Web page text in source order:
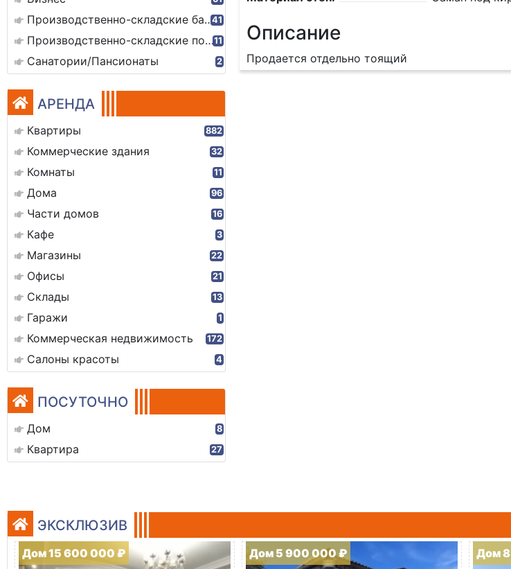
Производственно-складские базы41
Производственно-складские помещения11
Санатории/Пансионаты 2
АРЕНДА
Квартиры 882
Коммерческие здания 32
Комнаты 11
Дома 96
Части домов 16
Кафе 3
Магазины 22
Офисы 21
Склады 13
Гаражи 1
Коммерческая недвижимость 172
Салоны красоты 4
ПОСУТОЧНО
Дом 8
Квартира 27
Описание
Продается отдельно тоящий
ЭКСКЛЮЗИВ
Дом 15 600 000 ₽ Дом 5 900 000 ₽ Дом